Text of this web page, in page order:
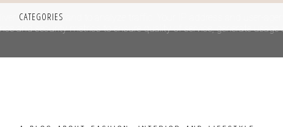
CATEGORIES
its services and to analyze traffic. Your IP address and user-agent
and security metrics to ensure quality of service, generate usage